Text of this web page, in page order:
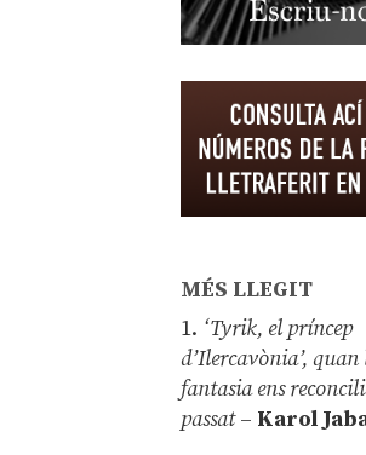
MÉS LLEGIT
1. ‘Tyrik, el príncep
d’Ilercavònia’, quan
fantasia ens
passat– Karol